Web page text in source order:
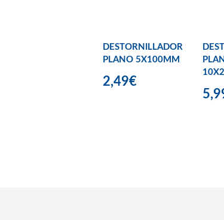
DESTORNILLADOR
PLANO 5X100MM
2,49€